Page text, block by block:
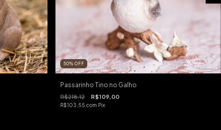
50%OFF
Passarinho Tino no Galho
R$218,12 R$109,00
R$103,55com Pix